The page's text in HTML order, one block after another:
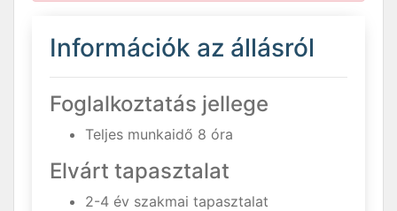
Információk az állásról
Foglalkoztatás jellege
Teljes munkaidő 8 óra
Elvárt tapasztalat
2-4 év szakmai tapasztalat